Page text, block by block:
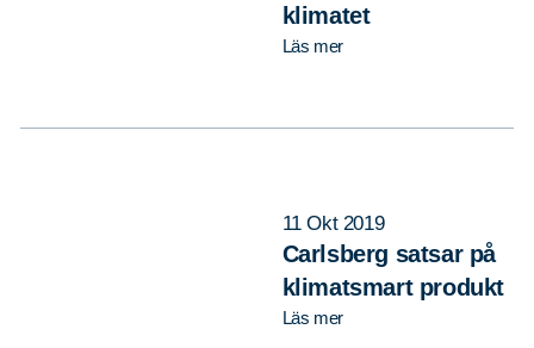
klimatet
Läs mer
11 Okt 2019
Carlsberg satsar på
klimatsmart produkt
Läs mer